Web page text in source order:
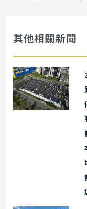
其他相關新聞